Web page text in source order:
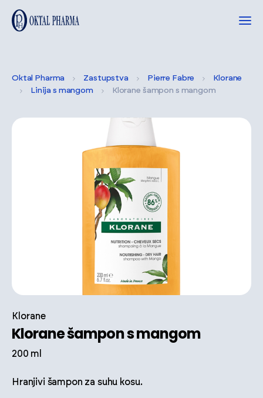
Oktal Pharma Zastupstva Pierre Fabre
Klorane
Linija s mangom
Klorane šampon s mangom
Klorane
Klorane šampon s mangom
200 ml
Hranjivi šampon za suhu kosu.